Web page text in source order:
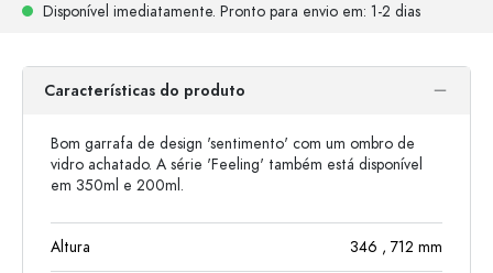
Disponível imediatamente. Pronto para envio em: 1-2 dias
Características do produto
Bom garrafa de design 'sentimento' com um ombro de
vidro achatado. A série 'Feeling' também está disponível
em 350ml e 200ml.
Altura 346 , 712 mm